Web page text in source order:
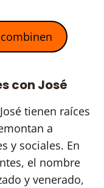
con José
tienen raíces
a
y sociales. En
el nombre
y venerado,